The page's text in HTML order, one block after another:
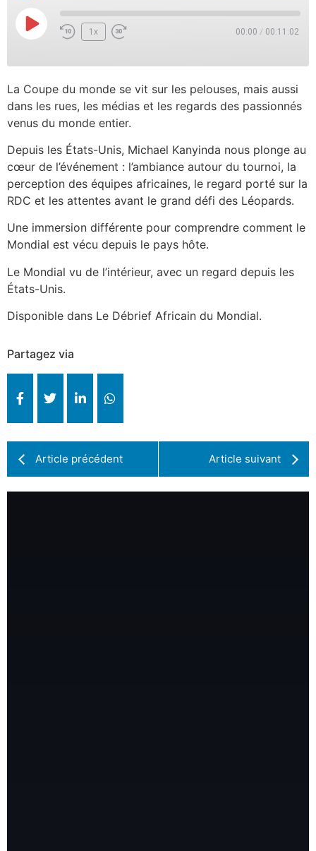
1x 00:00 / 00:11:02
La Coupe du monde se vit sur les pelouses, mais aussi
dans les rues, les médias et les regards des passionnés
venus du monde entier.
Depuis les États-Unis, Michael Kanyinda nous plonge au
cœur de l’événement : l’ambiance autour du tournoi, la
perception des équipes africaines, le regard porté sur la
RDC et les attentes avant le grand défi des Léopards.
Une immersion différente pour comprendre comment le
Mondial est vécu depuis le pays hôte.
Le Mondial vu de l’intérieur, avec un regard depuis les
États-Unis.
Disponible dans Le Débrief Africain du Mondial.
Partagez via
Article précédent Article suivant